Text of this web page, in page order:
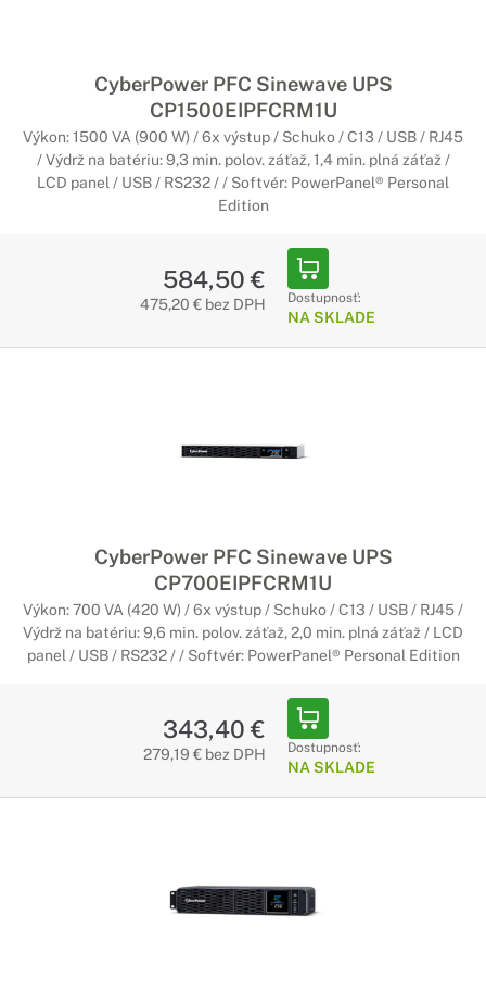
portfólio rôznych možností.
Batérie pre záložné zdroje
CyberPower
Kvalitné a ľahko vymeniteľné batérie
k dispozícii možnosť vymeniť batérie, vďaka náhradným
batériovým sadám, ktoré obsahujú kvalitné a ľahko
vymeniteľné komponenty.
zakúpeného záložného zdroja.
CyberPower PFC Sinewave UPS
CP1500EIPFCRM1U
Výkon: 1500 VA (900 W) / 6x výstup / Schuko / C13 / USB / RJ45
/ Výdrž na batériu: 9,3 min. polov. záťaž, 1,4 min. plná záťaž /
LCD panel / USB / RS232 / / Softvér: PowerPanel® Personal
Edition
584,50 €
475,20 € bez DPH Dostupnosť:
NA SKLADE
CyberPower PFC Sinewave UPS
CP700EIPFCRM1U
Výkon: 700 VA (420 W) / 6x výstup / Schuko / C13 / USB / RJ45 /
Výdrž na batériu: 9,6 min. polov. záťaž, 2,0 min. plná záťaž / LCD
panel / USB / RS232 / / Softvér: PowerPanel® Personal Edition
343,40 €
279,19 € bez DPH Dostupnosť:
NA SKLADE